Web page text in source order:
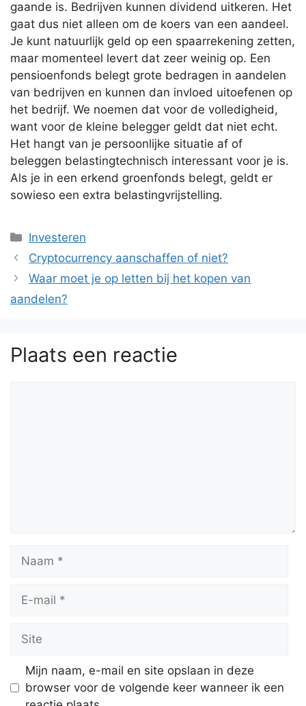
gaande is. Bedrijven kunnen dividend uitkeren. Het
gaat dus niet alleen om de koers van een aandeel.
Je kunt natuurlijk geld op een spaarrekening zetten,
maar momenteel levert dat zeer weinig op. Een
pensioenfonds belegt grote bedragen in aandelen
van bedrijven en kunnen dan invloed uitoefenen op
het bedrijf. We noemen dat voor de volledigheid,
want voor de kleine belegger geldt dat niet echt.
Het hangt van je persoonlijke situatie af of
beleggen belastingtechnisch interessant voor je is.
Als je in een erkend groenfonds belegt, geldt er
sowieso een extra belastingvrijstelling.
Categorieën
Investeren
Cryptocurrency aanschaffen of niet?
Waar moet je op letten bij het kopen van
aandelen?
Plaats een reactie
Naam
Site
Mijn naam, e-mail en site opslaan in deze
browser voor de volgende keer wanneer ik een